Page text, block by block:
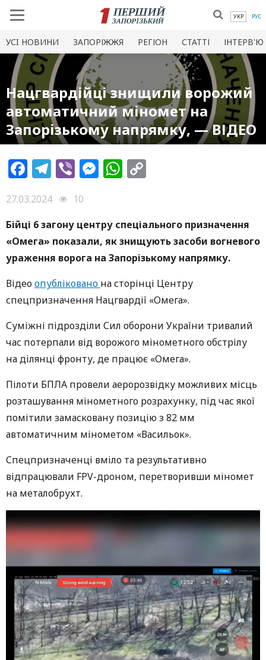
УКР РУС
УСI НОВИНИ ЗАПОРІЖЖЯ РЕГІОН СТАТТІ ІНТЕРВ'Ю
Нацгвардійці знищили ворожий
автоматичний міномет на
Запорізькому напрямку, — ВІДЕО
Facebook
Telegram
ViberMessenger
WhatsApp
27.03.2024
10
Бійці 6 загону центру спеціального призначення
«Омега» показали, як знищують засоби вогневого
ураження ворога на Запорізькому напрямку.
Відеоопубліковано на сторінці Центру
спецпризначення Нацгвардії «Омега».
Суміжні підрозділи Сил оборони України тривалий
час потерпали від ворожого мінометного обстрілу
на ділянці фронту, де працює «Омега».
Пілоти БПЛА провели аеророзвідку можливих місць
розташування мінометного розрахунку, під час якої
помітили замасковану позицію з 82 мм
автоматичним мінометом «Васильок».
Спецпризначенці вміло та результативно
відпрацювали FPV-дроном, перетворивши міномет
на металобрухт.